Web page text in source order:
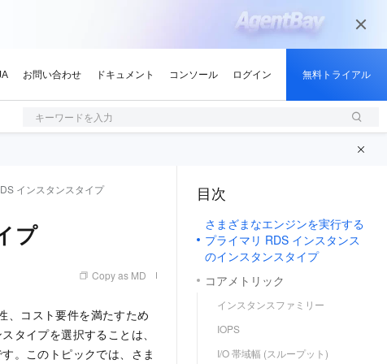
キーワードを入力
インスタンスタイプ
プ
Copy as MD
、コスト要件を満たすため
タイプを選択することは、
。このトピックでは、さま
目次
さまざまなエンジンを実行する
プライマリ RDS インスタンス
のインスタンスタイプ
コアメトリック
インスタンスファミリー
IOPS
I/O 帯域幅 (スループット)